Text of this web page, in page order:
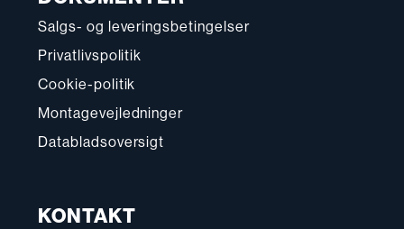
Salgs- og leveringsbetingelser
Privatlivspolitik
Cookie-politik
Montagevejledninger
Databladsoversigt
KONTAKT